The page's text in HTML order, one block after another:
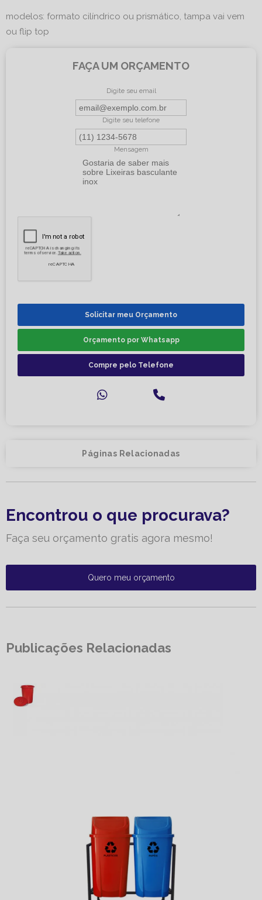
modelos: formato cilíndrico ou prismático, tampa vai vem
ou flip top
FAÇA UM ORÇAMENTO
Digite seu email
Digite seu telefone
Mensagem
Solicitar meu Orçamento
Orçamento por Whatsapp
Compre pelo Telefone
Páginas Relacionadas
Encontrou o que procurava?
Faça seu orçamento gratis agora mesmo!
Quero meu orçamento
Publicações Relacionadas